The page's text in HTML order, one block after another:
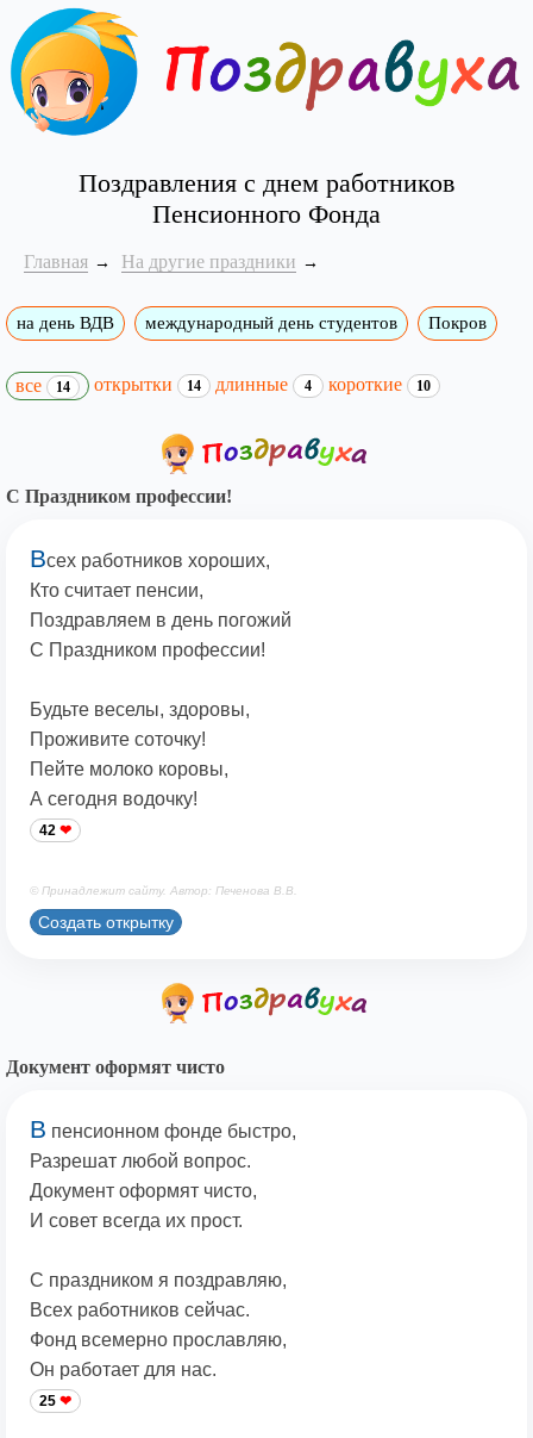
Поздравления с днем работников
Пенсионного Фонда
Главная На другие праздники
на день ВДВ международный день студентов Покров
все 14 открытки 14 длинные 4 короткие 10
С Праздником профессии!
Всех работников хороших,
Кто считает пенсии,
Поздравляем в день погожий
С Праздником профессии!
Будьте веселы, здоровы,
Проживите соточку!
Пейте молоко коровы,
А сегодня водочку!
42
© Принадлежит сайту. Автор: Печенова В.В.
Создать открытку
Документ оформят чисто
В пенсионном фонде быстро,
Разрешат любой вопрос.
Документ оформят чисто,
И совет всегда их прост.
С праздником я поздравляю,
Всех работников сейчас.
Фонд всемерно прославляю,
Он работает для нас.
25